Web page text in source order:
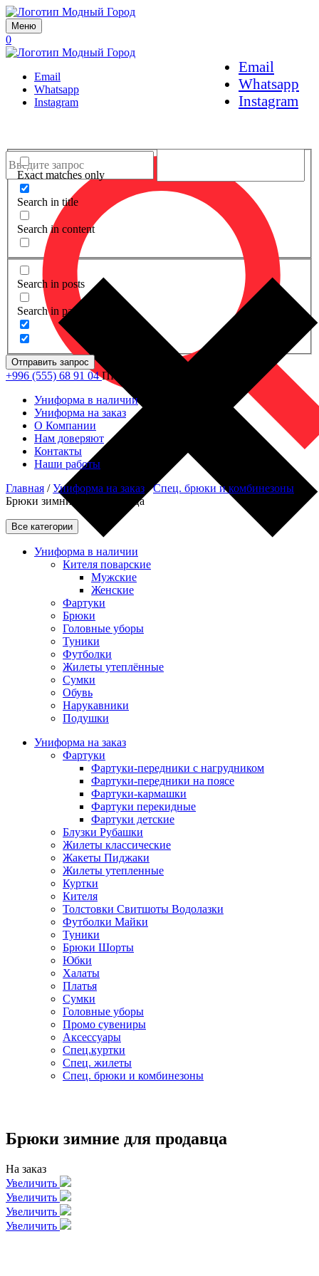
Меню
0
Email
Whatsapp
Instagram
Email
Whatsapp
Instagram
Exact matches only
Search in title
Search in content
Search in posts
Search in pages
Отправить запрос
+996 (555) 68 91 04ПН - ПТ: 09.00 - 18.00
Униформа в наличии
Униформа на заказ
О Компании
Нам доверяют
Контакты
Наши работы
Главная /Униформа на заказ /Спец. брюки и комбинезоны
Брюки зимние для продавца
Все категории
Униформа в наличии
Кителя поварские
Мужские
Женские
Фартуки
Брюки
Головные уборы
Туники
Футболки
Жилеты утеплённые
Сумки
Обувь
Нарукавники
Подушки
Униформа на заказ
Фартуки
Фартуки-передники с нагрудником
Фартуки-передники на поясе
Фартуки-кармашки
Фартуки перекидные
Фартуки детские
Блузки Рубашки
Жилеты классические
Жакеты Пиджаки
Жилеты утепленные
Куртки
Кителя
Толстовки Свитшоты Водолазки
Футболки Майки
Туники
Брюки Шорты
Юбки
Халаты
Платья
Сумки
Головные уборы
Промо сувениры
Аксессуары
Спец.куртки
Спец. жилеты
Спец. брюки и комбинезоны
Брюки зимние для продавца
На заказ
Увеличить
Увеличить
Увеличить
Увеличить